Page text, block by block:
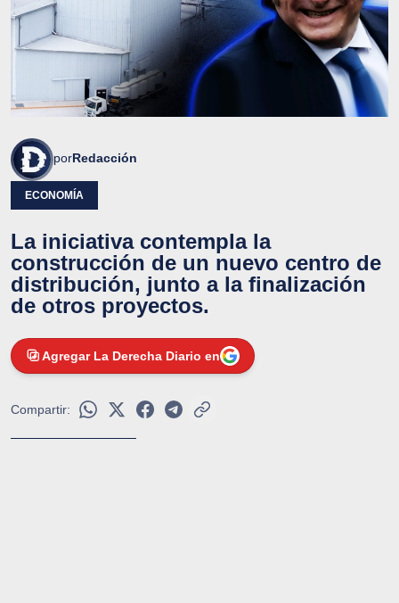
porRedacción
ECONOMÍA
La iniciativa contempla la
construcción de un nuevo centro de
distribución, junto a la finalización
de otros proyectos.
Agregar La Derecha Diario en
Compartir: